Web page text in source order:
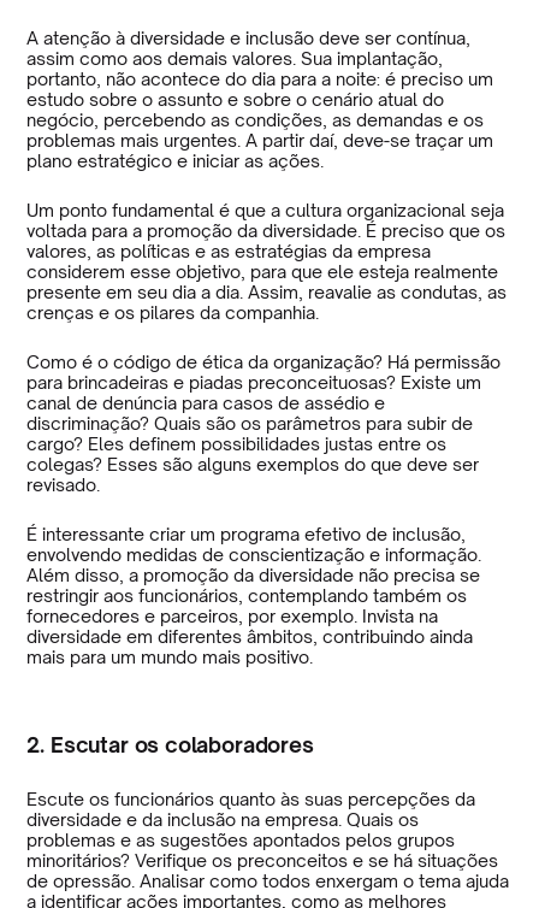
A atenção à diversidade e inclusão deve ser contínua,
assim como aos demais valores. Sua implantação,
portanto, não acontece do dia para a noite: é preciso um
estudo sobre o assunto e sobre o cenário atual do
negócio, percebendo as condições, as demandas e os
problemas mais urgentes. A partir daí, deve-se traçar um
plano estratégico e iniciar as ações.
Um ponto fundamental é que a cultura organizacional seja
voltada para a promoção da diversidade. É preciso que os
valores, as políticas e as estratégias da empresa
considerem esse objetivo, para que ele esteja realmente
presente em seu dia a dia. Assim, reavalie as condutas, as
crenças e os pilares da companhia.
Como é o código de ética da organização? Há permissão
para brincadeiras e piadas preconceituosas? Existe um
canal de denúncia para casos de assédio e
discriminação? Quais são os parâmetros para subir de
cargo? Eles definem possibilidades justas entre os
colegas? Esses são alguns exemplos do que deve ser
revisado.
É interessante criar um programa efetivo de inclusão,
envolvendo medidas de conscientização e informação.
Além disso, a promoção da diversidade não precisa se
restringir aos funcionários, contemplando também os
fornecedores e parceiros, por exemplo. Invista na
diversidade em diferentes âmbitos, contribuindo ainda
mais para um mundo mais positivo.
2. Escutar os colaboradores
Escute os funcionários quanto às suas percepções da
diversidade e da inclusão na empresa. Quais os
problemas e as sugestões apontados pelos grupos
minoritários? Verifique os preconceitos e se há situações
de opressão. Analisar como todos enxergam o tema ajuda
a identificar ações importantes, como as melhores